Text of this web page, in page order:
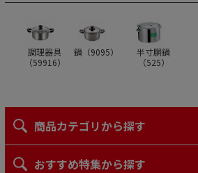
調理器具
（59916）
鍋（9095）
半寸胴鍋
（525）
商品カテゴリから探す
おすすめ特集から探す